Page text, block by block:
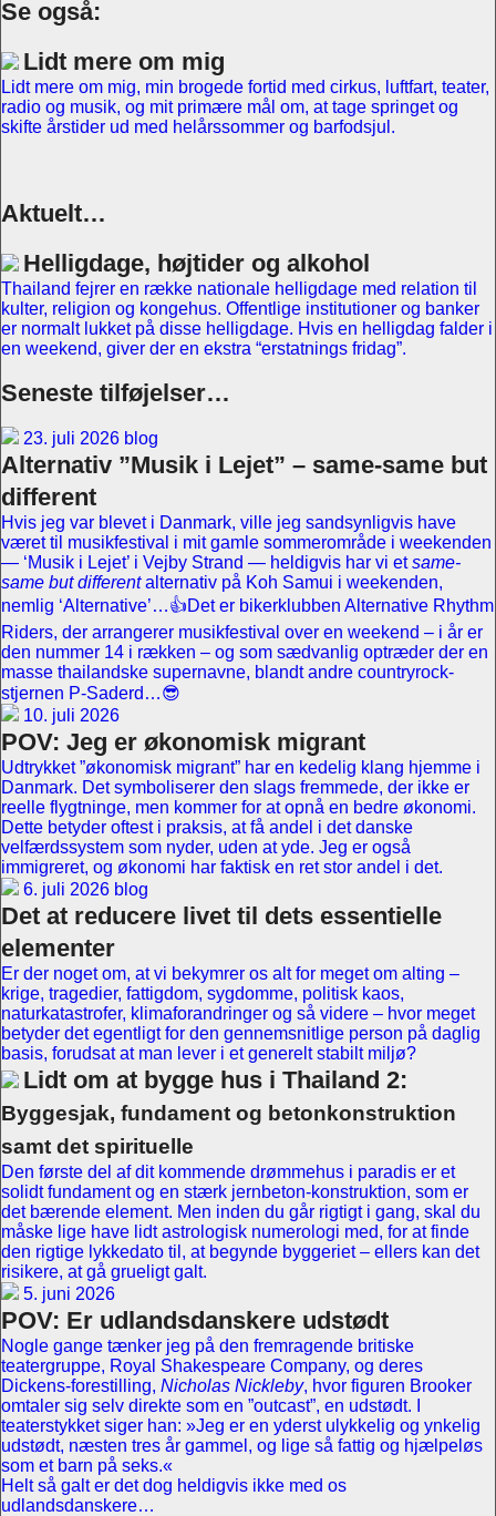
Se også:
Lidt mere om mig
Lidt mere om mig, min brogede fortid med cirkus, luftfart, teater,
radio og musik, og mit primære mål om, at tage springet og
skifte årstider ud med helårssommer og barfodsjul.
Aktuelt…
Helligdage, højtider og alkohol
Thailand fejrer en række nationale helligdage med relation til
kulter, religion og kongehus. Offentlige institutioner og banker
er normalt lukket på disse helligdage. Hvis en helligdag falder i
en weekend, giver der en ekstra “erstatnings fridag”.
Seneste tilføjelser…
23. juli 2026 blog
Alternativ ”Musik i Lejet” – same-same but
different
Hvis jeg var blevet i Danmark, ville jeg sandsynligvis have
været til musikfestival i mit gamle sommerområde i weekenden
— ‘Musik i Lejet’ i Vejby Strand — heldigvis har vi etsame-
same but differentalternativ på Koh Samui i weekenden,
nemlig ‘Alternative’…👍Det er bikerklubben Alternative Rhythm
Riders, der arrangerer musikfestival over en weekend – i år er
den nummer 14 i rækken – og som sædvanlig optræder der en
masse thailandske supernavne, blandt andre countryrock-
stjernen P-Saderd…😎
10. juli 2026
POV: Jeg er økonomisk migrant
Udtrykket ”økonomisk migrant” har en kedelig klang hjemme i
Danmark. Det symboliserer den slags fremmede, der ikke er
reelle flygtninge, men kommer for at opnå en bedre økonomi.
Dette betyder oftest i praksis, at få andel i det danske
velfærdssystem som nyder, uden at yde. Jeg er også
immigreret, og økonomi har faktisk en ret stor andel i det.
6. juli 2026 blog
Det at reducere livet til dets essentielle
elementer
Er der noget om, at vi bekymrer os alt for meget om alting –
krige, tragedier, fattigdom, sygdomme, politisk kaos,
naturkatastrofer, klimaforandringer og så videre – hvor meget
betyder det egentligt for den gennemsnitlige person på daglig
basis, forudsat at man lever i et generelt stabilt miljø?
Lidt om at bygge hus i Thailand 2:
Byggesjak, fundament og betonkonstruktion
samt det spirituelle
Den første del af dit kommende drømmehus i paradis er et
solidt fundament og en stærk jernbeton-konstruktion, som er
det bærende element. Men inden du går rigtigt i gang, skal du
måske lige have lidt astrologisk numerologi med, for at finde
den rigtige lykkedato til, at begynde byggeriet – ellers kan det
risikere, at gå grueligt galt.
5. juni 2026
POV: Er udlandsdanskere udstødt
Nogle gange tænker jeg på den fremragende britiske
teatergruppe, Royal Shakespeare Company, og deres
Dickens-forestilling, Nicholas Nickleby, hvor figuren Brooker
omtaler sig selv direkte som en ”outcast”, en udstødt. I
teaterstykket siger han: »Jeg er en yderst ulykkelig og ynkelig
udstødt, næsten tres år gammel, og lige så fattig og hjælpeløs
som et barn på seks.«
Helt så galt er det dog heldigvis ikke med os
udlandsdanskere…